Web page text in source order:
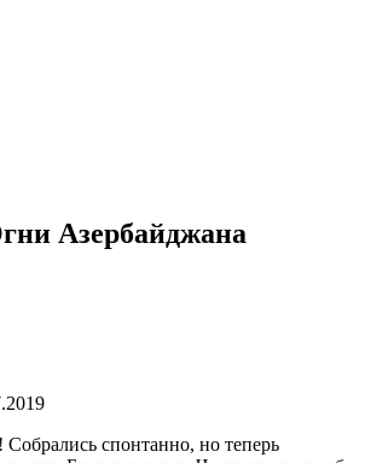
Азербайджана
спонтанно, но теперь